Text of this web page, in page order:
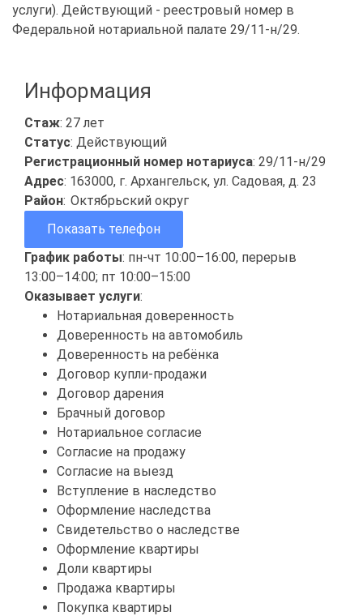
услуги). Действующий - реестровый номер в
Федеральной нотариальной палате 29/11-н/29.
Информация
Стаж: 27 лет
Статус: Действующий
Регистрационный номер нотариуса: 29/11-н/29
Адрес: 163000, г. Архангельск, ул. Садовая, д. 23
Район: Октябрьский округ
Показать телефон
График работы: пн-чт 10:00–16:00, перерыв
13:00–14:00; пт 10:00–15:00
Оказывает услуги:
Нотариальная доверенность
Доверенность на автомобиль
Доверенность на ребёнка
Договор купли-продажи
Договор дарения
Брачный договор
Нотариальное согласие
Согласие на продажу
Согласие на выезд
Вступление в наследство
Оформление наследства
Свидетельство о наследстве
Оформление квартиры
Доли квартиры
Продажа квартиры
Покупка квартиры